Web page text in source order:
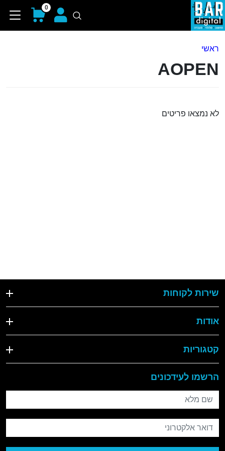
0
ראשי
AOPEN
לא נמצאו פריטים
שירות לקוחות
אודות
קטגוריות
הרשמו לעידכונים
שם מלא
דואר אלקטרוני